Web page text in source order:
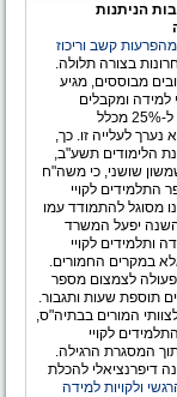
הניתנות
מהפרעות קשב וריכוז
בצורה תלולה.
מבוססים, מגיע
למידה ומקבלים
התאמות בבחינות והטבות שונות ל-25% מכלל
לעלייה זו. כך,
הלימודים תשע"ב,
שושני, כי משה"ח
התלמידים לקויי
מסוגל להתמודד עמו
יפעל המשרד
ותלמידים לקויי
במקרים החמורים.
לצמצום מספר
תוספת שעות ותגבור.
המורים בבתיה"ס,
לקויי
המסגרת הרגילה.
דיפרנציאלי להכלת
ולקויות למידה